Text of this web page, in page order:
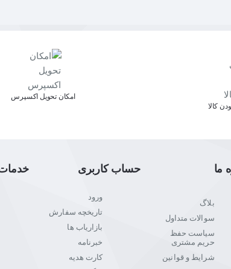
ﮐﺎﻟﺎ
اﻣﮑﺎن ﺗﺤﻮﯾﻞ اﮐﺴﭙﺮس
ما
بلاگ
سوالات متداول
سیاست حفظ
حریم مشتری
شرایط و قوانین
حساب کاربری
ورود
تاریخچه سفارش
بازاریاب ها
خبرنامه
کارت هدیه